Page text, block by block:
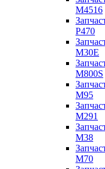
M4516
P470
M30E
M800S
M95
M291
M38
M70